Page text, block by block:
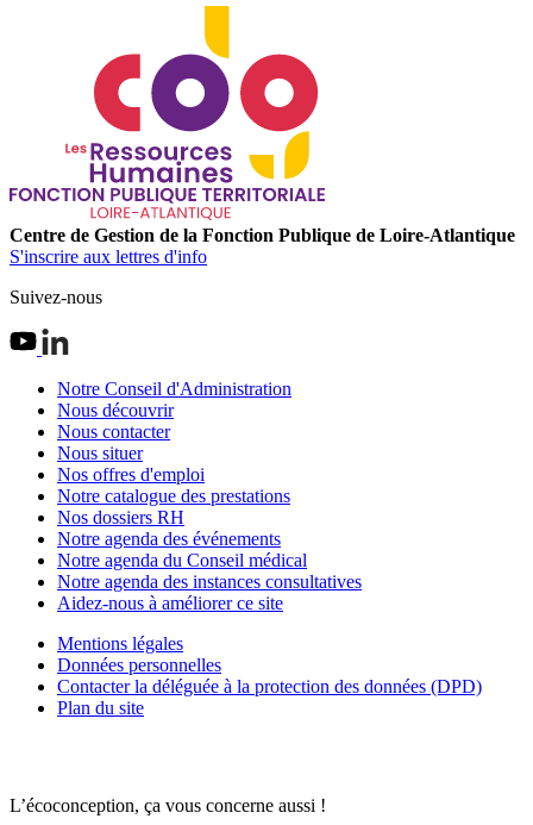
Centre de Gestion de la Fonction Publique de Loire-Atlantique
S'inscrire aux lettres d'info
Suivez-nous
Notre Conseil d'Administration
Nous découvrir
Nous contacter
Nous situer
Nos offres d'emploi
Notre catalogue des prestations
Nos dossiers RH
Notre agenda des événements
Notre agenda du Conseil médical
Notre agenda des instances consultatives
Aidez-nous à améliorer ce site
Mentions légales
Données personnelles
Contacter la déléguée à la protection des données (DPD)
Plan du site
L’écoconception, ça vous concerne aussi !